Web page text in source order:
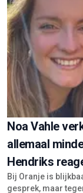
Noa Vahle
allemaal
Hendriks
Bij Oranje is
gesprek, maar